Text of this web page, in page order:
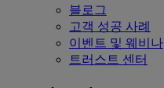
블로그
고객 성공 사례
이벤트 및 웨비나
트러스트 센터